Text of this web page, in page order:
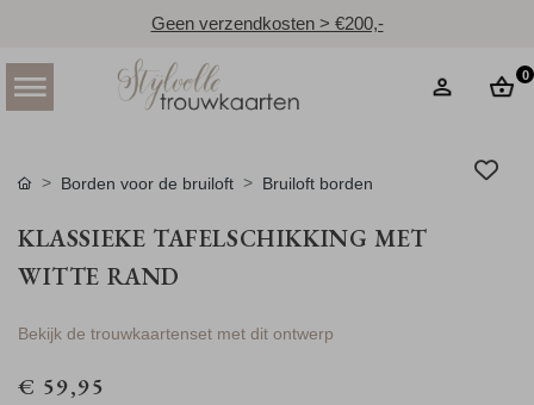
Geen verzendkosten > €200,-
0
Borden voor de bruiloft Bruiloft borden
KLASSIEKE TAFELSCHIKKING MET
WITTE RAND
Bekijk de trouwkaartenset met dit ontwerp
€ 59,95